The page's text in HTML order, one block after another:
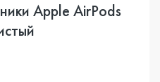
Apple AirPods